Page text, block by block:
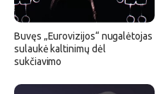
Buvęs „Eurovizijos“ nugalėtojas
sulaukė kaltinimų dėl
sukčiavimo